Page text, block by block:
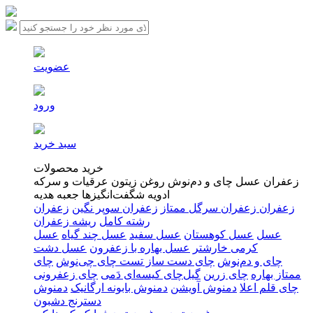
عضویت
ورود
سبد خرید
خرید محصولات
زعفران عسل چای و دم‌نوش‌ روغن زیتون عرقیات و سرکه‌
ادویه شگفت‌انگیزها جعبه هدیه
زعفران زعفران سرگل ممتاز زعفران سوپر نگین زعفران
رشته کامل ریشه زعفران
عسل عسل کوهستان عسل سفید عسل چند گیاه عسل
کرمی خارشتر
عسل بهاره با زعفرون عسل دشت
چای و دم‌نوش‌ چای دست ساز تست چای چی‌نوش چای
ممتاز بهاره چای زرین گیل‌چای کیسه‌ای دَمی چای زعفرونی
چای قلم اعلا دمنوش آویشن دمنوش بابونه ارگانیک دمنوش
دسترنج دشبون